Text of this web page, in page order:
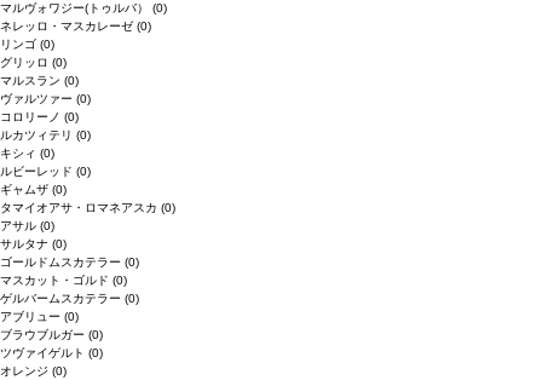
マルヴォワジー(トゥルバ） (0)
ネレッロ・マスカレーゼ (0)
リンゴ (0)
グリッロ (0)
マルスラン (0)
ヴァルツァー (0)
コロリーノ (0)
ルカツィテリ (0)
キシィ (0)
ルビーレッド (0)
ギャムザ (0)
タマイオアサ・ロマネアスカ (0)
アサル (0)
サルタナ (0)
ゴールドムスカテラー (0)
マスカット・ゴルド (0)
ゲルバームスカテラー (0)
アブリュー (0)
ブラウブルガー (0)
ツヴァイゲルト (0)
オレンジ (0)